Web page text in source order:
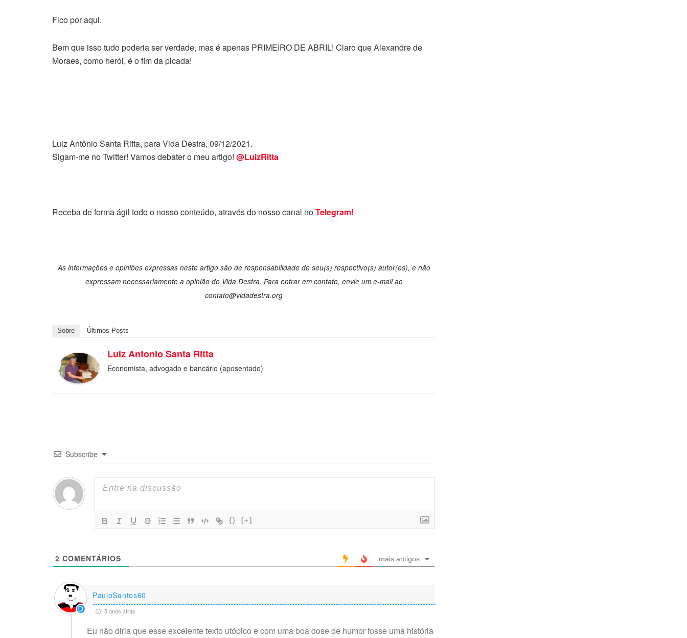
Fico por aqui.
Bem que isso tudo poderia ser verdade, mas é apenas PRIMEIRO DE ABRIL! Claro que Alexandre de
Moraes, como herói, é o fim da picada!
Luiz Antônio Santa Ritta, para Vida Destra, 09/12/2021.
Sigam-me no Twitter! Vamos debater o meu artigo! @LuizRitta
Receba de forma ágil todo o nosso conteúdo, através do nosso canal noTelegram!
As informações e opiniões expressas neste artigo são de responsabilidade de seu(s) respectivo(s) autor(es), e não
expressam necessariamente a opinião do Vida Destra. Para entrar em contato, envie um e-mail ao
contato@vidadestra.org
Sobre Últimos Posts
Luiz Antonio Santa Ritta
Economista, advogado e bancário (aposentado)
Subscribe
{} [+]
2 COMENTÁRIOS mais antigos
PauloSantos60
5 anos atrás
Eu não diria que esse excelente texto utópico e com uma boa dose de humor fosse uma história